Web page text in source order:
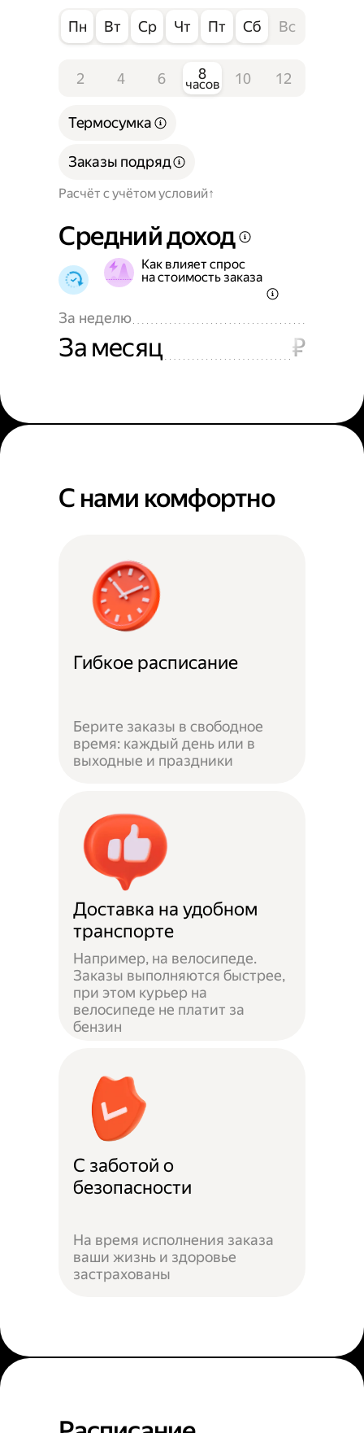
Пн Вт Ср Чт Пт Сб Вс
2 4 6 8
часов 10 12
Расчёт с учётом условий
Термосумка
Заказы подряд
Средний доход
Как влияет спрос
на стоимость заказа
За неделю
За месяц ₽
С нами комфортно
Гибкое расписание
Берите заказы в свободное
время: каждый день или в
выходные и праздники
Доставка на удобном
транспорте
Например, на велосипеде.
Заказы выполняются быстрее,
при этом курьер на
велосипеде не платит за
бензин
С заботой о
безопасности
На время исполнения заказа
ваши жизнь и здоровье
застрахованы